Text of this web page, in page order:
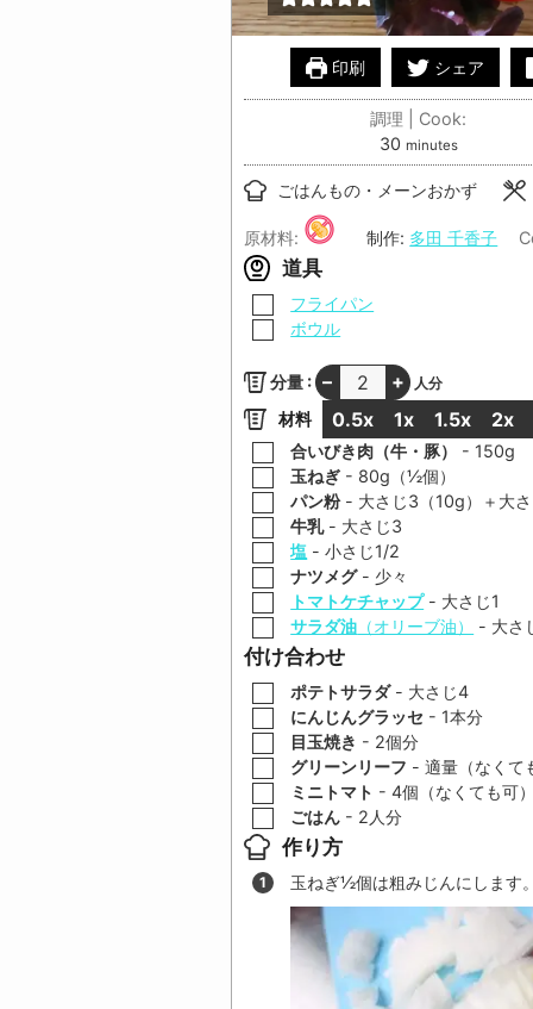
印刷 シェア
調理 | Cook:
30minutes
minutes
ごはんもの・メーンおかず
原材料: 制作: 多田 千香子
道具
▢
フライパン
▢
ボウル
分量 : – + 人分
材料 0.5x 1x 1.5x 2x
▢
合いびき肉（牛・豚） - 150g
▢
玉ねぎ - 80g（½個）
▢
パン粉- 大さじ3 （10g）＋大さ
▢
牛乳- 大さじ3
▢
塩 -小さじ1/2
▢
ナツメグ- 少々
▢トマトケチャップ- 大さじ1
▢
サラダ油 （オリーブ油） - 大さ
付け合わせ
▢
ポテトサラダ- 大さじ4
▢
にんじんグラッセ - 1本分
▢目玉焼き - 2個分
▢
グリーンリーフ -適量（なくて
▢ミニトマト -4個（なくても可）
▢
ごはん - 2 人分
作り方
玉ねぎ½個は粗みじんにします。